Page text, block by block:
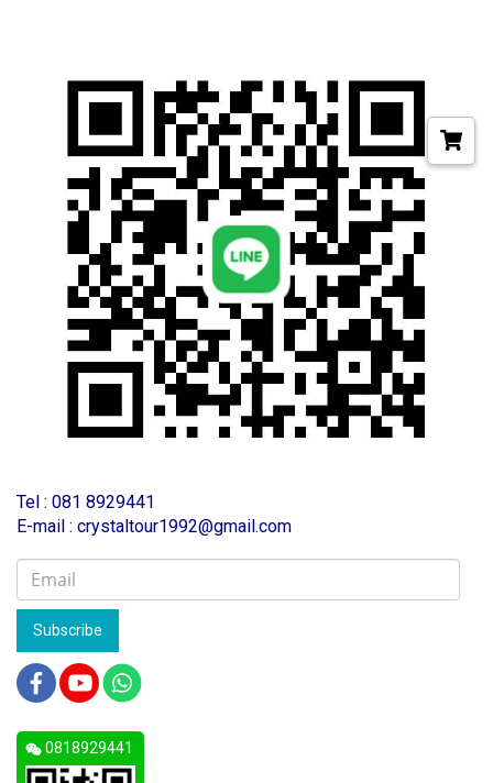
Tel : 081 8929441
E-mail : crystaltour1992@gmail.com
Subscribe
0818929441